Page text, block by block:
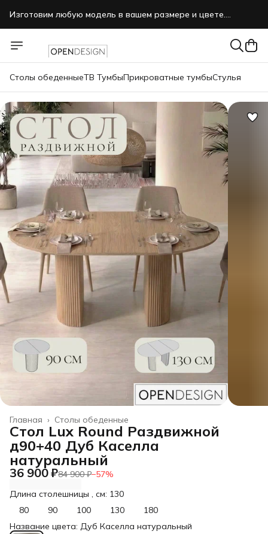
Изготовим любую модель в вашем размере и цвете.
Столы обеденныеТВ ТумбыПрикроватные тумбыСтулья
Столы обеденные
Главная ›
Стол Lux Round Раздвижной
д90+40 Дуб Каселла
натуральный
36 900 ₽84 900 ₽−57%
Длина столешницы , см: 130
80
90 100 130
180
Название цвета: Дуб Каселла натуральный